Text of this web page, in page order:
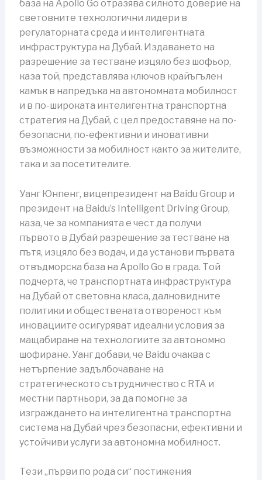
база на Apollo Go отразява силното доверие на
световните технологични лидери в
регулаторната среда и интелигентната
инфраструктура на Дубай. Издаването на
разрешение за тестване изцяло без шофьор,
каза той, представлява ключов крайъгълен
камък в напредъка на автономната мобилност
и в по-широката интелигентна транспортна
стратегия на Дубай, с цел предоставяне на по-
безопасни, по-ефективни и иновативни
възможности за мобилност както за жителите,
така и за посетителите.
Уанг Юнпенг, вицепрезидент на Baidu Group и
президент на Baidu’s Intelligent Driving Group,
каза, че за компанията е чест да получи
първото в Дубай разрешение за тестване на
пътя, изцяло без водач, и да установи първата
отвъдморска база на Apollo Go в града. Той
подчерта, че транспортната инфраструктура
на Дубай от световна класа, далновидните
политики и обществената отвореност към
иновациите осигуряват идеални условия за
мащабиране на технологиите за автономно
шофиране. Уанг добави, че Baidu очаква с
нетърпение задълбочаване на
стратегическото сътрудничество с RTA и
местни партньори, за да помогне за
изграждането на интелигентна транспортна
система на Дубай чрез безопасни, ефективни и
устойчиви услуги за автономна мобилност.
Тези „първи по рода си“ постижения